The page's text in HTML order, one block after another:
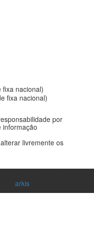
nacional)
fixa nacional)
por
informação
livremente os
arkis